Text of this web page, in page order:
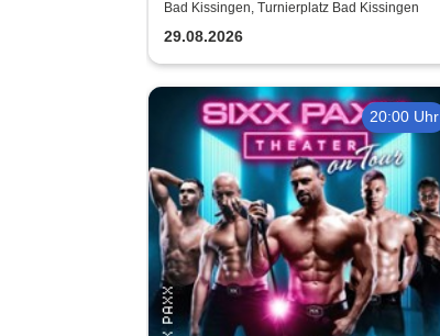
Bad Kissingen, Turnierplatz Bad Kissingen
29.08.2026
20:00 Uhr